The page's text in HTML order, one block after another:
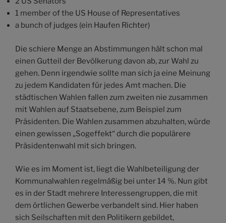
1 member of the US House of Representatives
a bunch of judges (ein Haufen Richter)
Die schiere Menge an Abstimmungen hält schon mal
einen Gutteil der Bevölkerung davon ab, zur Wahl zu
gehen. Denn irgendwie sollte man sich ja eine Meinung
zu jedem Kandidaten für jedes Amt machen. Die
städtischen Wahlen fallen zum zweiten nie zusammen
mit Wahlen auf Staatsebene, zum Beispiel zum
Präsidenten. Die Wahlen zusammen abzuhalten, würde
einen gewissen „Sogeffekt“ durch die populärere
Präsidentenwahl mit sich bringen.
Wie es im Moment ist, liegt die Wahlbeteiligung der
Kommunalwahlen regelmäßig bei unter 14 %. Nun gibt
es in der Stadt mehrere Interessengruppen, die mit
dem örtlichen Gewerbe verbandelt sind. Hier haben
sich Seilschaften mit den Politikern gebildet,